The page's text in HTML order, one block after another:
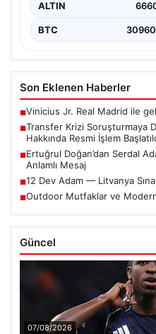
ALTIN
BTC
Son Eklenen Haberler
■Vinicius Jr. Real Madrid ile
■Transfer Krizi Soruşturmaya
Hakkında Resmi İşlem
■Ertuğrul Doğan’dan Serdal
Anlamlı Mesaj
■12 Dev Adam — Litvanya
■Outdoor Mutfaklar ve
Güncel
07/08/2026